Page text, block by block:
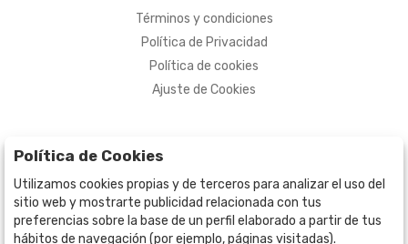
Términos y condiciones
Política de Privacidad
Política de cookies
Ajuste de Cookies
Política de Cookies
Utilizamos cookies propias y de terceros para analizar el uso del
sitio web y mostrarte publicidad relacionada con tus
preferencias sobre la base de un perfil elaborado a partir de tus
hábitos de navegación (por ejemplo, páginas visitadas).